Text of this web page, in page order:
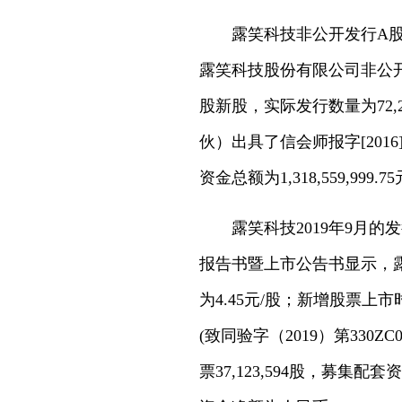
露笑科技非公开发行A
露笑科技股份有限公司非公
股新股，实际发行数量为
伙）出具了信会师报字
资金总额为
露笑科技2019年9月的
报告书暨上市公告书显示，
为4.45元/股；新增股票上
(致同验字（2019）第
票37,123,594股，募集配套